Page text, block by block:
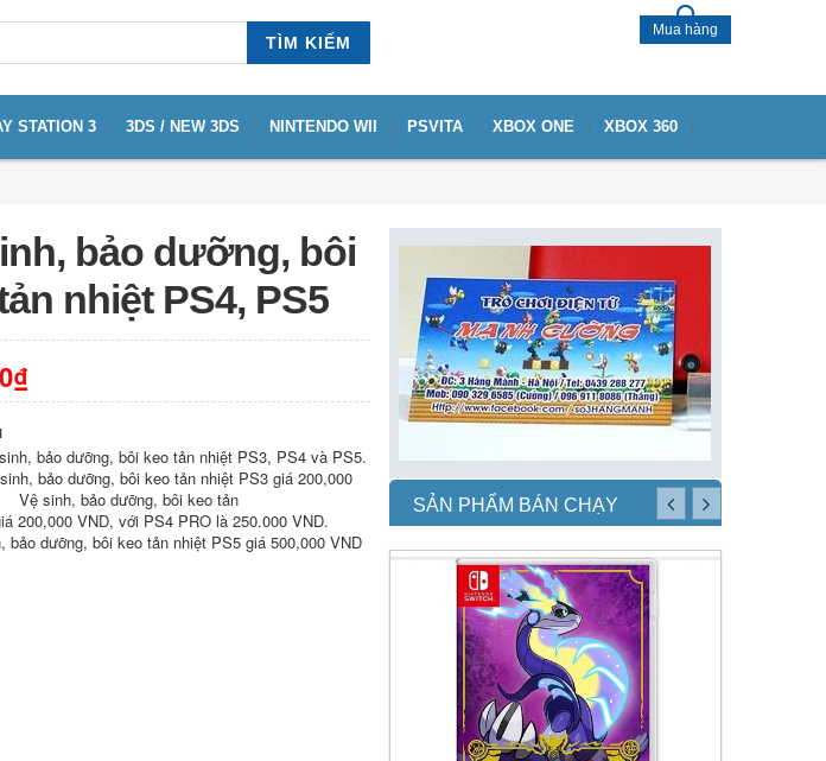
TÌM KIẾM
Mua hàng
STATION 3 3DS / NEW 3DS NINTENDO WII PSVITA XBOX ONE XBOX 360
bảo dưỡng, bôi
nhiệt PS4, PS5
bảo dưỡng, bôi keo tản nhiệt PS3, PS4 và PS5.
bảo dưỡng, bôi keo tản nhiệt PS3 giá 200,000
bảo dưỡng, bôi keo tản
200,000 VND, với PS4 PRO là 250.000 VND.
dưỡng, bôi keo tản nhiệt PS5 giá 500,000 VND
SẢN PHẨM BÁN CHẠY